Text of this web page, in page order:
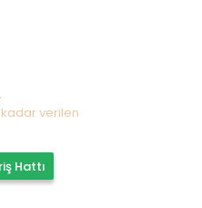
verilen
Hattı